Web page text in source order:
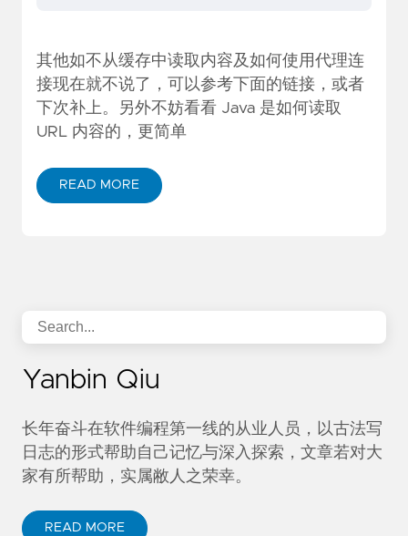
if(dwStatusCode == HTTP_STATUS_OK)
{
CString content;
CString
data
while
(pfile
content
其他如不从缓存中读取内容及如何使用代理连
接现在就不说了，可以参考下面的链接，或者
下次补上。另外不妨看看 Java 是如何读取
URL 内容的，更简单
READ MORE
Yanbin Qiu
长年奋斗在软件编程第一线的从业人员，以古法写
日志的形式帮助自己记忆与深入探索，文章若对大
家有所帮助，实属敝人之荣幸。
READ MORE